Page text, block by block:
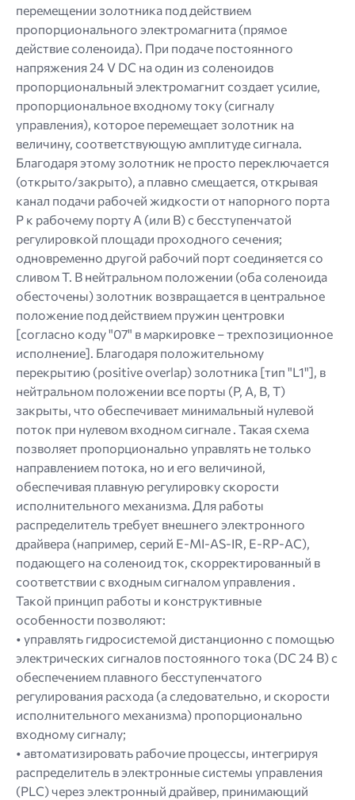
перемещении золотника под действием
пропорционального электромагнита (прямое
действие соленоида). При подаче постоянного
напряжения 24 V DC на один из соленоидов
пропорциональный электромагнит создает усилие,
пропорциональное входному току (сигналу
управления), которое перемещает золотник на
величину, соответствующую амплитуде сигнала.
Благодаря этому золотник не просто переключается
(открыто/закрыто), а плавно смещается, открывая
канал подачи рабочей жидкости от напорного порта
P к рабочему порту A (или B) с бесступенчатой ​​
регулировкой площади проходного сечения;
одновременно другой рабочий порт соединяется со
сливом T. В нейтральном положении (оба соленоида
обесточены) золотник возвращается в центральное
положение под действием пружин центровки
[согласно коду "07" в маркировке – трехпозиционное
исполнение]. Благодаря положительному
перекрытию (positive overlap) золотника [тип "L1"], в
нейтральном положении все порты (P, A, B, T)
закрыты, что обеспечивает минимальный нулевой
поток при нулевом входном сигнале . Такая схема
позволяет пропорционально управлять не только
направлением потока, но и его величиной,
обеспечивая плавную регулировку скорости
исполнительного механизма. Для работы
распределитель требует внешнего электронного
драйвера (например, серий E-MI-AS-IR, E-RP-AC),
подающего на соленоид ток, скорректированный в
соответствии с входным сигналом управления .
Такой принцип работы и конструктивные
особенности позволяют:
• управлять гидросистемой дистанционно с помощью
электрических сигналов постоянного тока (DC 24 В) с
обеспечением плавного бесступенчатого
регулирования расхода (а следовательно, и скорости
исполнительного механизма) пропорционально
входному сигналу;
• автоматизировать рабочие процессы, интегрируя
распределитель в электронные системы управления
(PLC) через электронный драйвер, принимающий